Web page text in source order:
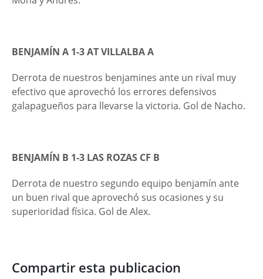
BENJAMÍN A 1-3 AT VILLALBA A
Derrota de nuestros benjamines ante un rival muy
efectivo que aprovechó los errores defensivos
galapagueños para llevarse la victoria. Gol de Nacho.
BENJAMÍN B 1-3 LAS ROZAS CF B
Derrota de nuestro segundo equipo benjamín ante
un buen rival que aprovechó sus ocasiones y su
superioridad física. Gol de Alex.
Compartir esta publicacion